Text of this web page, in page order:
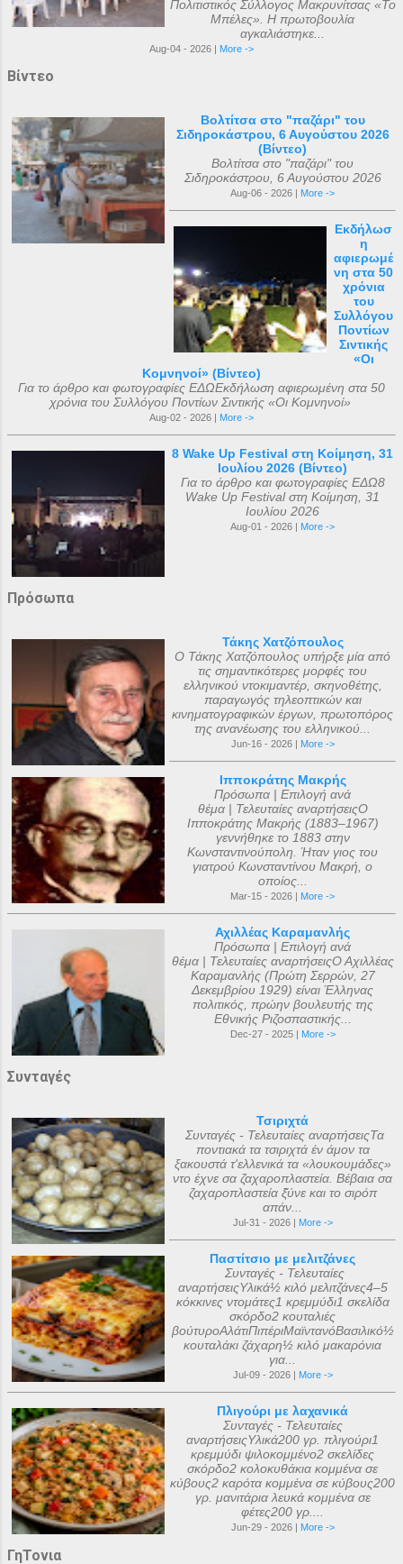
Πολιτιστικός Σύλλογος Μακρυνίτσας «Το
Μπέλες». Η πρωτοβουλία
αγκαλιάστηκε...
Aug-04 - 2026 | More ->
Βίντεο
Βολτίτσα στο "παζάρι" του
Σιδηροκάστρου, 6 Αυγούστου 2026
(Βίντεο)
Βολτίτσα στο "παζάρι" του
Σιδηροκάστρου, 6 Αυγούστου 2026
Aug-06 - 2026 | More ->
Εκδήλωσ
η
αφιερωμέ
νη στα 50
χρόνια
του
Συλλόγου
Ποντίων
Σιντικής
«Οι
Κομνηνοί» (Βίντεο)
Για το άρθρο και φωτογραφίες ΕΔΩΕκδήλωση αφιερωμένη στα 50
χρόνια του Συλλόγου Ποντίων Σιντικής «Οι Κομνηνοί»
Aug-02 - 2026 | More ->
8 Wake Up Festival στη Κοίμηση, 31
Ιουλίου 2026 (Βίντεο)
Για το άρθρο και φωτογραφίες ΕΔΩ8
Wake Up Festival στη Κοίμηση, 31
Ιουλίου 2026
Aug-01 - 2026 | More ->
Πρόσωπα
Τάκης Χατζόπουλος
Ο Τάκης Χατζόπουλος υπήρξε μία από
τις σημαντικότερες μορφές του
ελληνικού ντοκιμαντέρ, σκηνοθέτης,
παραγωγός τηλεοπτικών και
κινηματογραφικών έργων, πρωτοπόρος
της ανανέωσης του ελληνικού...
Jun-16 - 2026 | More ->
Ιπποκράτης Μακρής
Πρόσωπα | Επιλογή ανά
θέμα | Τελευταίες αναρτήσειςΟ
Ιπποκράτης Μακρής (1883–1967)
γεννήθηκε το 1883 στην
Κωνσταντινούπολη. Ήταν γιος του
γιατρού Κωνσταντίνου Μακρή, ο
οποίος...
Mar-15 - 2026 | More ->
Αχιλλέας Καραμανλής
Πρόσωπα | Επιλογή ανά
θέμα | Τελευταίες αναρτήσειςΟ Αχιλλέας
Καραμανλής (Πρώτη Σερρών, 27
Δεκεμβρίου 1929) είναι Έλληνας
πολιτικός, πρώην βουλευτής της
Εθνικής Ριζοσπαστικής...
Dec-27 - 2025 | More ->
Συνταγές
Τσιριχτά
Συνταγές - Τελευταίες αναρτήσειςΤα
ποντιακά τα τσιριχτά έν άμον τα
ξακουστά τ'ελλενικά τα «λουκουμάδες»
ντο έχνε σα ζαχαροπλαστεία. Βέβαια σα
ζαχαροπλαστεία ξ̌ύνε και το σιρόπ
απάν...
Jul-31 - 2026 | More ->
Παστίτσιο με μελιτζάνες
Συνταγές - Τελευταίες
αναρτήσειςΥλικά½ κιλό μελιτζάνες4–5
κόκκινες ντομάτες1 κρεμμύδι1 σκελίδα
σκόρδο2 κουταλιές
βούτυροΑλάτιΠιπέριΜαϊντανόΒασιλικό½
κουταλάκι ζάχαρη½ κιλό μακαρόνια
για...
Jul-09 - 2026 | More ->
Πλιγούρι με λαχανικά
Συνταγές - Τελευταίες
αναρτήσειςΥλικά200 γρ. πλιγούρι1
κρεμμύδι ψιλοκομμένο2 σκελίδες
σκόρδο2 κολοκυθάκια κομμένα σε
κύβους2 καρότα κομμένα σε κύβους200
γρ. μανιτάρια λευκά κομμένα σε
φέτες200 γρ....
Jun-29 - 2026 | More ->
ΓηΤονια